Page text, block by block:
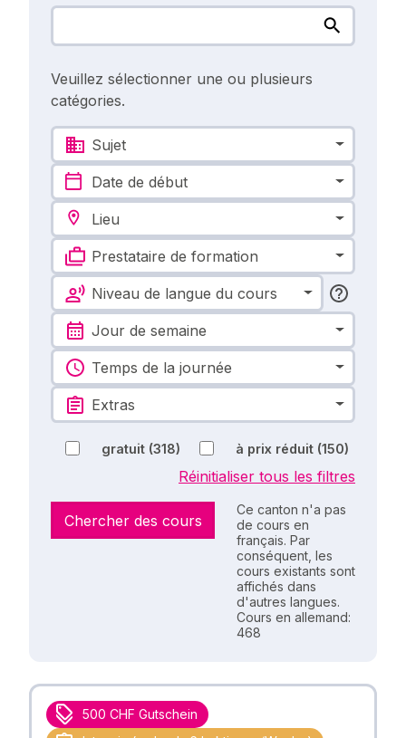
Veuillez sélectionner une ou plusieurs
catégories.
Sujet
Date de début
Lieu
Prestataire de formation
Niveau de langue du cours
Jour de semaine
Temps de la journée
Extras
gratuit (318) à prix réduit (150)
Réinitialiser tous les filtres
Chercher des cours
Ce canton n'a pas
de cours en
français. Par
conséquent, les
cours existants sont
affichés dans
d'autres langues.
Cours en allemand:
468
500 CHF Gutschein